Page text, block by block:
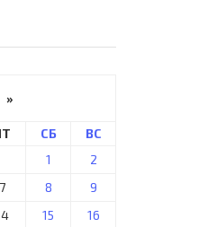
»
СБ
ВС
1
2
7 8
9
15
16